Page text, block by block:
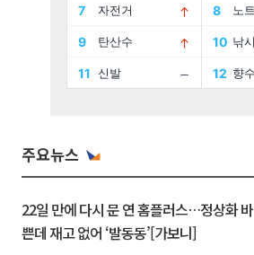
주요뉴스
22일 만에 다시 문 연 홈플러스…정상화 바
쁜데 재고 없어 ‘발동동’[가보니]